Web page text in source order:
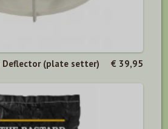
Deflector (plate setter) € 39,95